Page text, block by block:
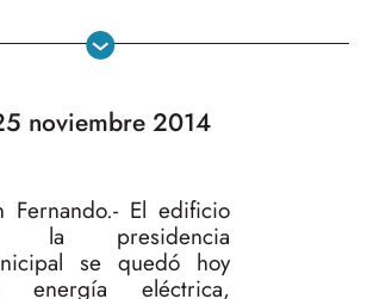
noviembre 2014
Fernando.- El edificio
la presidencia
se quedó hoy
energía eléctrica,